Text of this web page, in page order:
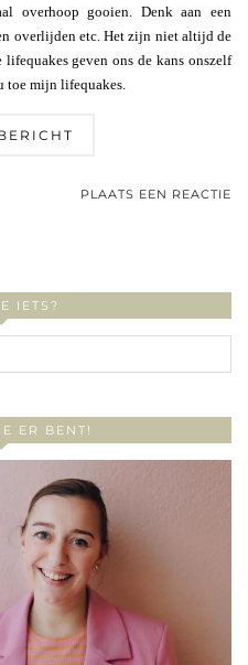
overhoop gooien. Denk aan een
overlijden etc. Het zijn niet altijd de
lifequakes geven ons de kans onszelf
toe mijn lifequakes.
PLAATS EEN REACTIE
IETS?
ER BENT!